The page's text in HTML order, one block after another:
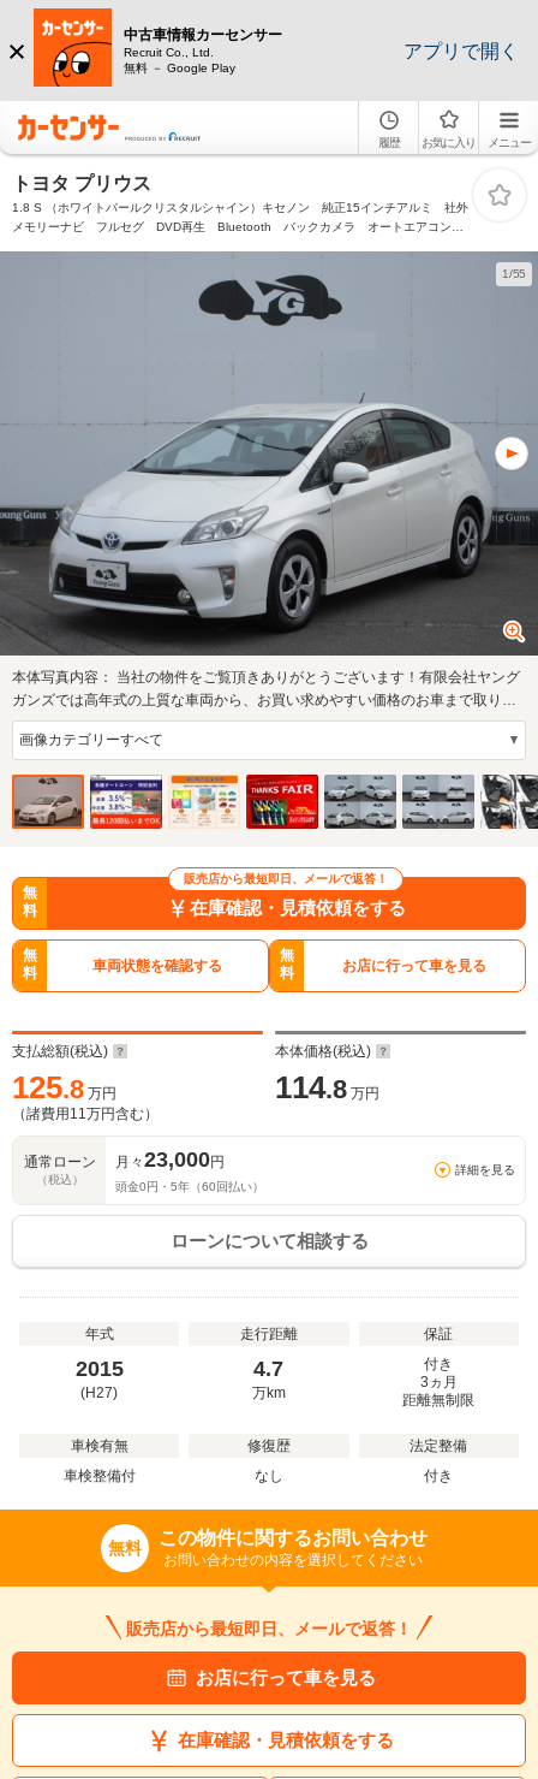
中古車情報カーセンサー
Recruit Co., Ltd.
無料 － Google Play
アプリで開く
履歴 お気に入り メニュー
トヨタ プリウス
1.8 S （ホワイトパールクリスタルシャイン）キセノン 純正15インチアルミ 社外
メモリーナビ フルセグ DVD再生 Bluetooth バックカメラ オートエアコン
1/55
本体写真内容： 当社の物件をご覧頂きありがとうございます！有限会社ヤング
ガンズでは高年式の上質な車両から、お買い求めやすい価格のお車まで取り揃
えておりま…
販売店から最短即日、メールで返答！
無
料
在庫確認・見積依頼をする
無
料
車両状態を確認する
無
料
お店に行って車を見る
支払総額(税込)
125.8 万円
（諸費用 11万円含む）
本体価格(税込)
114.8 万円
通常ローン
（税込）
月々23,000円
頭金0円・ 5年（60 回払い）
詳細を見る
ローンについて相談する
年式
2015
(H27)
走行距離
4.7
万km
保証
付き
3ヵ月
距離無制限
車検有無
車検整備付
修復歴
なし
法定整備
付き
無料 この物件に関するお問い合わせ
お問い合わせの内容を選択してください
販売店から最短即日、メールで返答！
お店に行って車を見る
在庫確認・見積依頼をする